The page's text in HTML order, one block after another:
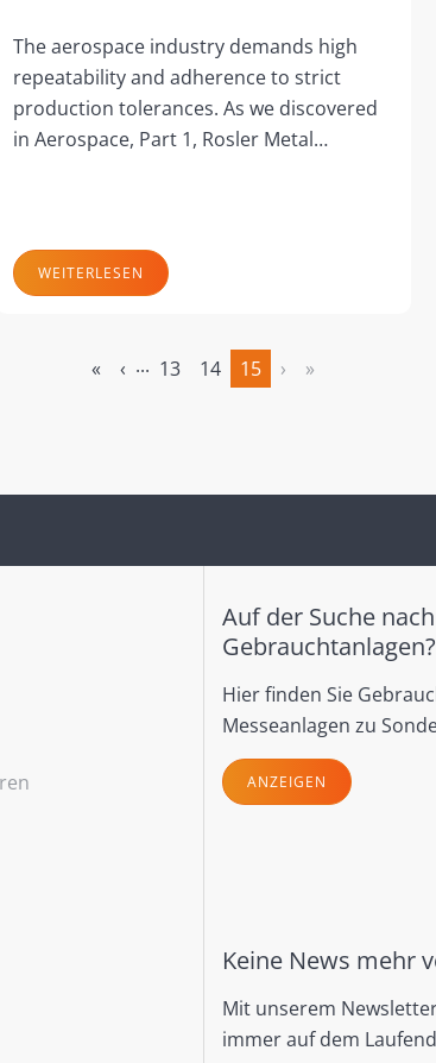
The aerospace industry demands high
repeatability and adherence to strict
production tolerances. As we discovered
in Aerospace, Part 1, Rosler Metal…
WEITERLESEN
« ‹ ... 13 14
15
› »
Auf der Suche nach
Gebrauchtanlagen?
Hier finden Sie
Messeanlagen zu
ANZEIGEN
Keine News mehr
Mit unserem
immer auf dem